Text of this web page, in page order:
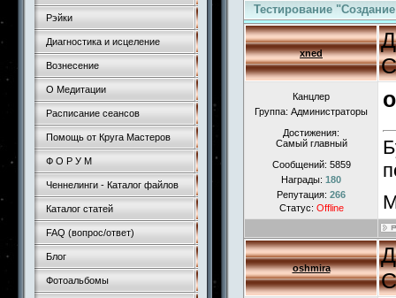
Рэйки
Диагностика и исцеление
Вознесение
О Медитации
Расписание сеансов
Помощь от Круга Мастеров
Ф О Р У М
Ченнелинги - Каталог файлов
Каталог статей
FAQ (вопрос/ответ)
Блог
Фотоальбомы
Тестирование
xned
Канцлер
Группа: Администраторы
Достижения:
Самый главный
Сообщений: 5859
Награды: 180
Репутация: 266
Статус: Offline
oshmira